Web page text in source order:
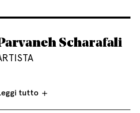
Scharafali
tutto